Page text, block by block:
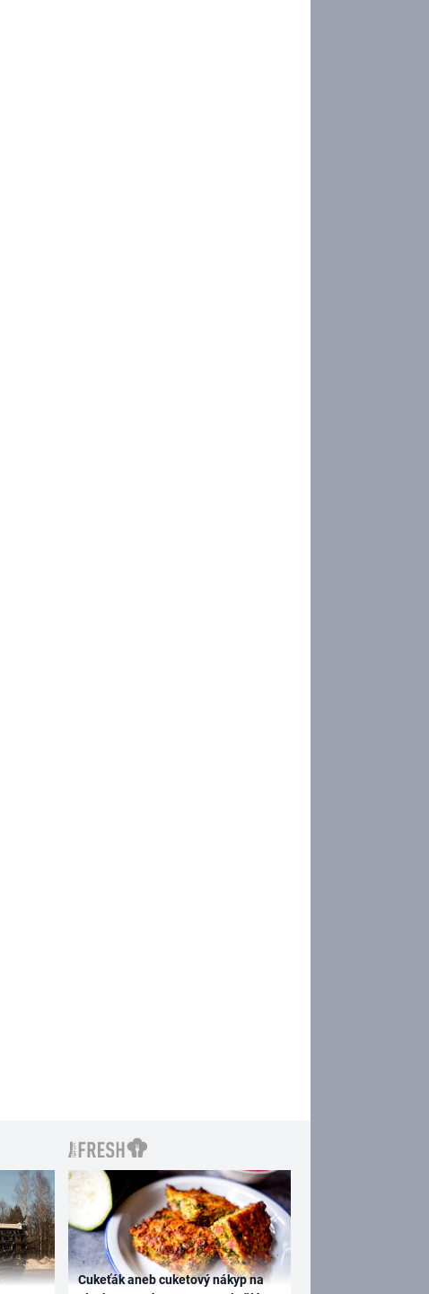
Cukeťák aneb cuketový nákyp na